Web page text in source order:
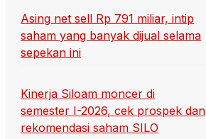
Asing net sell Rp 791 miliar, intip
saham yang banyak dijual selama
sepekan ini
Kinerja Siloam moncer di
semester I-2026, cek prospek dan
rekomendasi saham SILO